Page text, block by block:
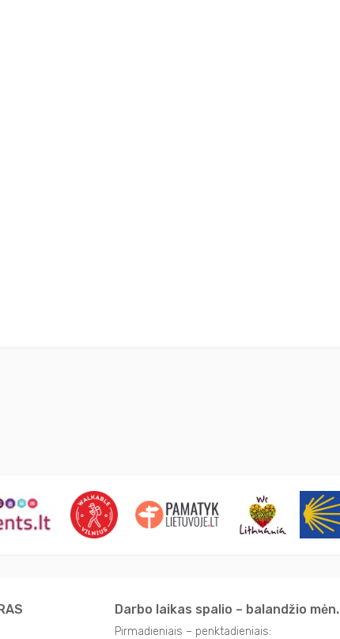
Darbo laikas spalio – balandžio mėn.
Pirmadieniais – penktadieniais: